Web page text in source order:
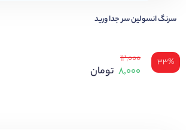
سرنگ انسولین سر جدا ورید
۳۳% ۱۲,۰۰۰
۸,۰۰۰ تومان